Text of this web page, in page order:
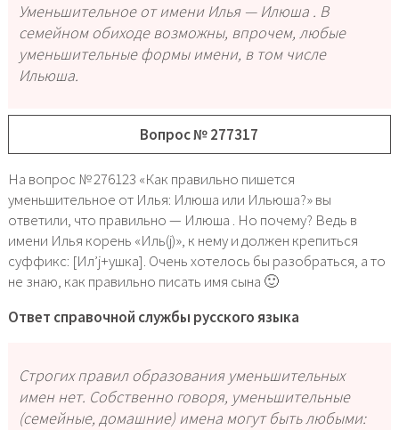
Уменьшительное от имениИлья—Илюша. В
семейном обиходе возможны, впрочем, любые
уменьшительные формы имени, в том числе
Ильюша.
Вопрос № 277317
На вопрос № 276123 «Как правильно пишется
уменьшительное от Илья: Илюша или Ильюша?» вы
ответили, что правильно — Илюша . Но почему? Ведь в
имени Илья корень «Иль(j)», к нему и должен крепиться
суффикс: [Ил’j+ушка]. Очень хотелось бы разобраться, а то
не знаю, как правильно писать имя сына 🙂
Ответ справочной службы русского языка
Строгих правил образования уменьшительных
имен нет. Собственно говоря, уменьшительные
(семейные, домашние) имена могут быть любыми: